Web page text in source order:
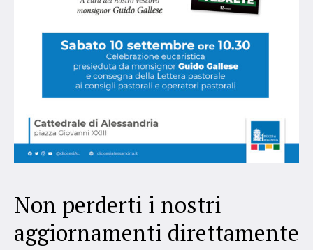
Non perderti i nostri
aggiornamenti direttamente